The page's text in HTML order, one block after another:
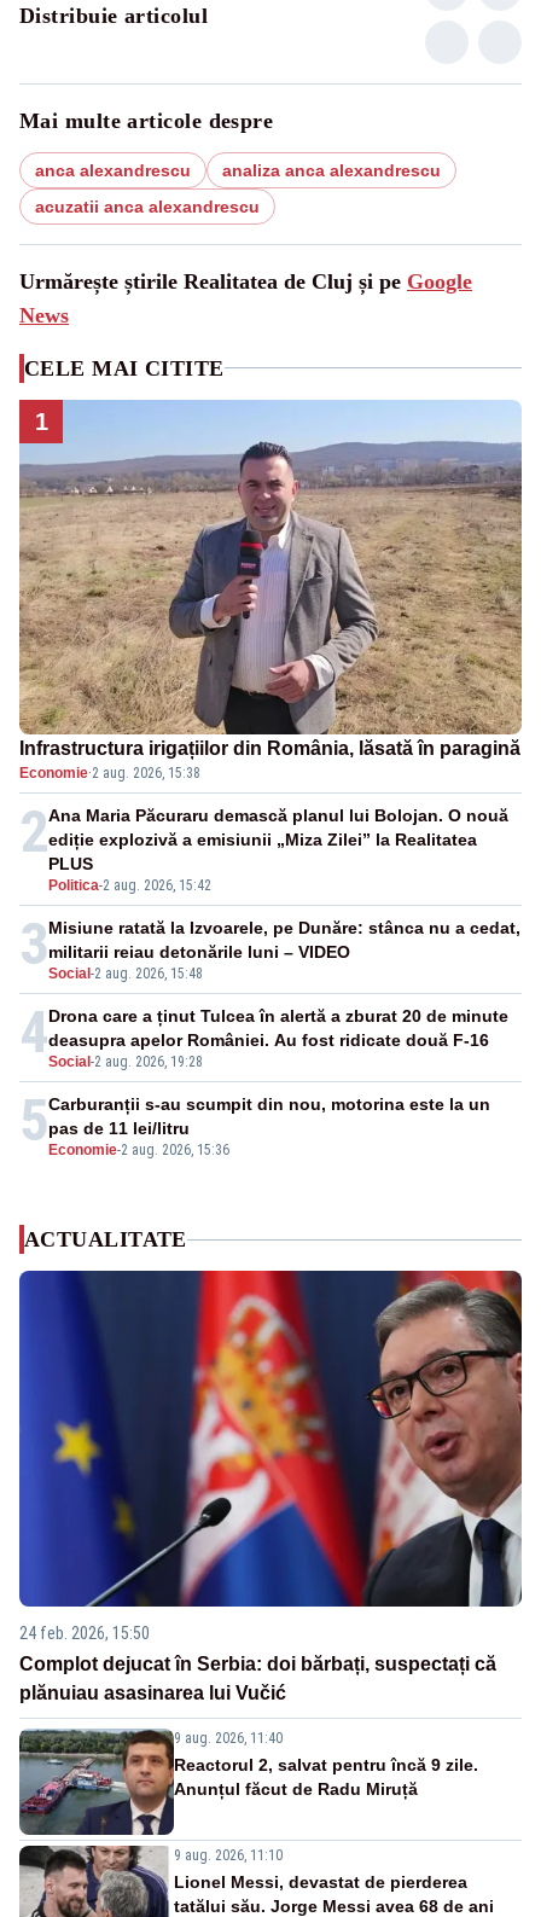
Distribuie articolul
Mai multe articole despre
anca alexandrescu
analiza anca alexandrescu
acuzatii anca alexandrescu
Urmărește știrile Realitatea de Cluj și pe Google
News
CELE MAI CITITE
1
Infrastructura irigațiilor din România, lăsată în paragină
Economie·2 aug. 2026, 15:38
2
Politica-2 aug. 2026, 15:42
Ana Maria Păcuraru demască planul lui Bolojan. O nouă
ediție explozivă a emisiunii „Miza Zilei” la Realitatea
PLUS
3Social -2 aug. 2026, 15:48
Misiune ratată la Izvoarele, pe Dunăre: stânca nu a cedat,
militarii reiau detonările luni – VIDEO
4Social -2 aug. 2026, 19:28
Drona care a ținut Tulcea în alertă a zburat 20 de minute
deasupra apelor României. Au fost ridicate două F-16
5 Economie-2 aug. 2026, 15:36
Carburanții s-au scumpit din nou, motorina este la un
pas de 11 lei/litru
ACTUALITATE
24 feb. 2026, 15:50
Complot dejucat în Serbia: doi bărbați, suspectați că
plănuiau asasinarea lui Vučić
9 aug. 2026, 11:40
Reactorul 2, salvat pentru încă 9 zile.
Anunțul făcut de Radu Miruță
9 aug. 2026, 11:10
Lionel Messi, devastat de pierderea
tatălui său. Jorge Messi avea 68 de ani